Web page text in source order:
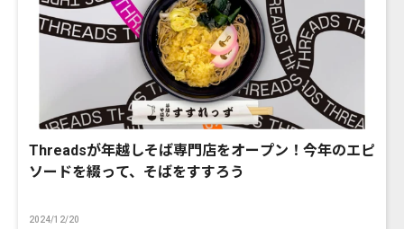
Threadsが年越しそば専門店をオープン！今年のエピ
ソードを綴って、そばをすすろう
2024/12/20